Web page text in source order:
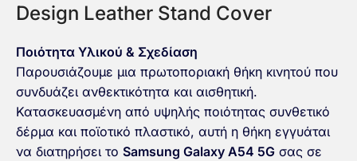
Design Leather Stand Cover
Ποιότητα Υλικού & Σχεδίαση
Παρουσιάζουμε μια πρωτοποριακή θήκη κινητού που
συνδυάζει ανθεκτικότητα και αισθητική.
Κατασκευασμένη από υψηλής ποιότητας συνθετικό
δέρμα και ποϊοτικό πλαστικό, αυτή η θήκη εγγυάται
να διατηρήσει το Samsung Galaxy A54 5G σας σε